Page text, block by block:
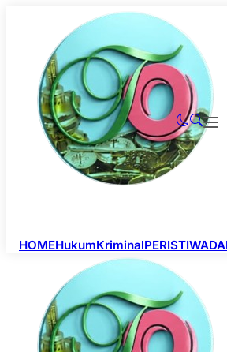
HOMEHukumKriminalPERISTIWA